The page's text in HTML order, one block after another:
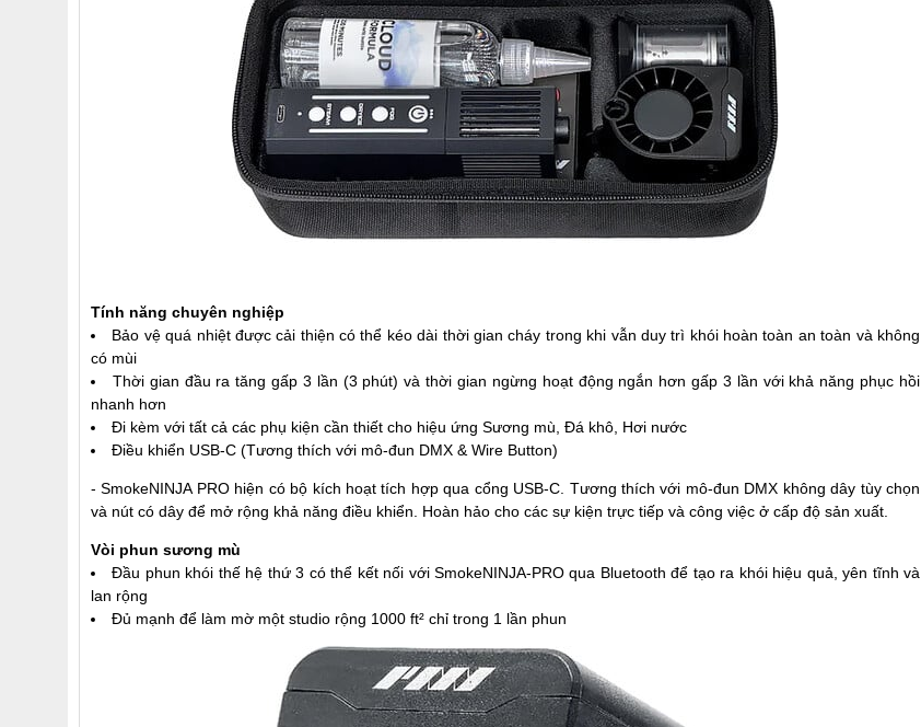
Tính năng chuyên nghiệp
Bảo vệ quá nhiệt được cải thiện có thể kéo dài thời gian cháy trong khi vẫn duy trì khói hoàn toàn an toàn và không
có mùi
Thời gian đầu ra tăng gấp 3 lần (3 phút) và thời gian ngừng hoạt động ngắn hơn gấp 3 lần với khả năng phục hồi
nhanh hơn
Đi kèm với tất cả các phụ kiện cần thiết cho hiệu ứng Sương mù, Đá khô, Hơi nước
Điều khiển USB-C (Tương thích với mô-đun DMX & Wire Button)
- SmokeNINJA PRO hiện có bộ kích hoạt tích hợp qua cổng USB-C. Tương thích với mô-đun DMX không dây tùy chọn
và nút có dây để mở rộng khả năng điều khiển. Hoàn hảo cho các sự kiện trực tiếp và công việc ở cấp độ sản xuất.
Vòi phun sương mù
Đầu phun khói thế hệ thứ 3 có thể kết nối với SmokeNINJA-PRO qua Bluetooth để tạo ra khói hiệu quả, yên tĩnh và
lan rộng
Đủ mạnh để làm mờ một studio rộng 1000 ft² chỉ trong 1 lần phun